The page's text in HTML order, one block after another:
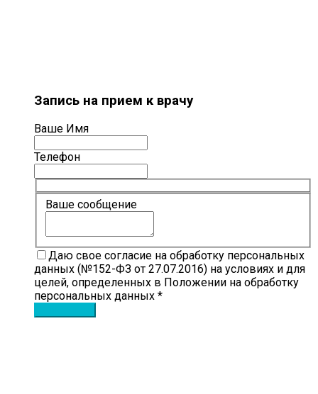
Запись на прием к врачу
Ваше Имя
Телефон
Ваше сообщение
Даю свое согласие на обработку персональных
данных (№152-ФЗ от 27.07.2016) на условиях и для
целей, определенных в Положении на обработку
персональных данных *